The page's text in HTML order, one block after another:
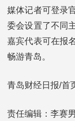
媒体记者可登录
委会设置了不同
嘉宾代表可在报
畅游青岛。
青岛财经日报/首
责任编辑：李赛男